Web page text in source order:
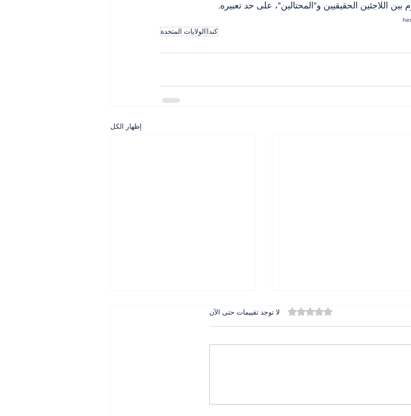
بين اللاجئين الحقيقيين و"المحتالين"، على حد تعبيره.
كندا الولايات المتحدة
إظهار الكل
تم التقييم بـ 0 من أصل 5 نجوم. لا توجد تقييمات حتى الآن